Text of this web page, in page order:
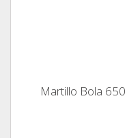
Martillo Bola